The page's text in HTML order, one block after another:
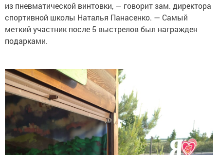
из пневматической винтовки, — говорит зам. директора
спортивной школы Наталья Панасенко. — Самый
меткий участник после 5 выстрелов был награжден
подарками.